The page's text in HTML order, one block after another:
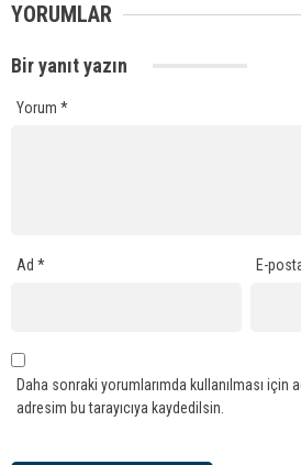
YORUMLAR
Bir yanıt yazın
Yorum *
Ad * E-
Daha sonraki yorumlarımda kullanılması için
adresim bu tarayıcıya kaydedilsin.